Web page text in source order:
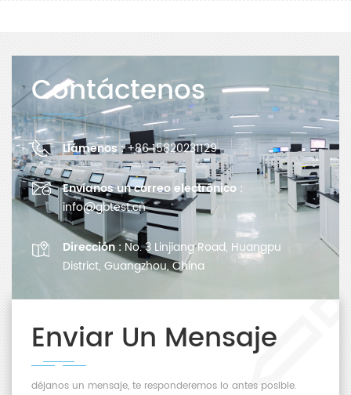
Contáctenos
Llámenos :+86 15820231129
Envíanos un correo electrónico :
info@gbtest.cn
Dirección : No. 3 Linjiang Road, Huangpu
District, Guangzhou, China
Enviar Un Mensaje
déjanos un mensaje, te responderemos lo antes posible.